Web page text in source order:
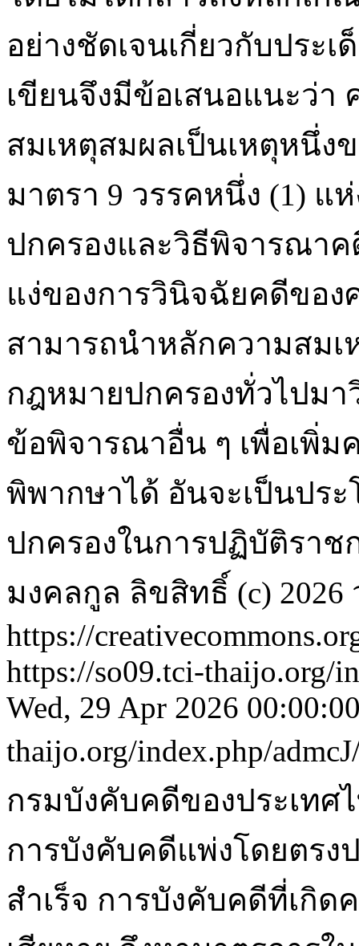
อย่างชัดเจนเกี่ยวกับประ
เขียนจึงมีข้อเสนอแนะว่
สมเหตุสมผลเป็นเหตุหนึ่
มาตรา 9 วรรคหนึ่ง (1)
ปกครองและวิธีพิจารณาค
แง่ของการวินิจฉัยคดีของ
สามารถนำหลักความสม
กฎหมายปกครองทั่วไปม
ข้อพิจารณาอื่น ๆ เพื่อเพิ่
พิพากษาได้ อันจะเป็นปร
ปกครองในการปฏิบัติราช
มงคลกูล ลิขสิทธิ์ (c)
https://
https://so09.tci-thaijo.org/
Wed, 29 Apr 2026
thaijo.org/index.php/
กรมบังคับคดีของประเท
การบังคับคดีแพ่งโดยตร
สำเร็จ การบังคับคดีที่เกิ